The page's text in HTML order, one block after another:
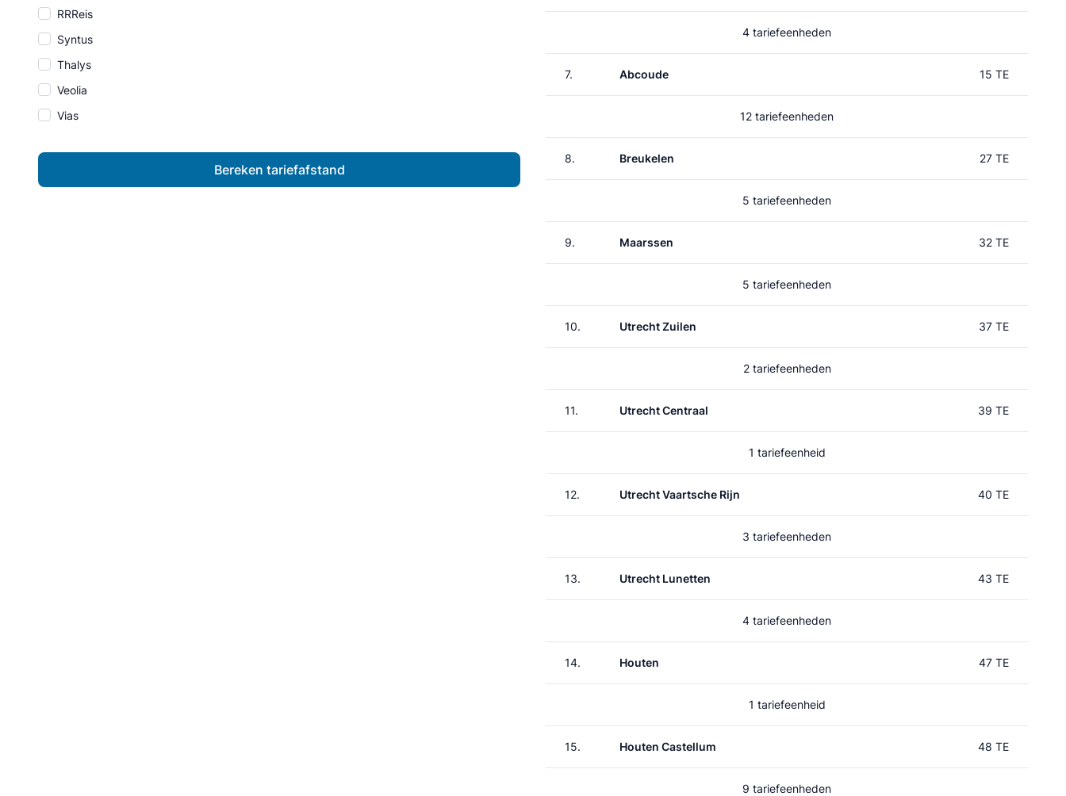
RRReis
Syntus
Thalys
Veolia
Vias
Bereken tariefafstand
4 tariefeenheden
7. Abcoude 15 TE
12 tariefeenheden
8. Breukelen 27 TE
5 tariefeenheden
9. Maarssen 32 TE
5 tariefeenheden
10. Utrecht Zuilen 37 TE
2 tariefeenheden
11. Utrecht Centraal 39 TE
1 tariefeenheid
12. Utrecht Vaartsche Rijn 40 TE
3 tariefeenheden
13. Utrecht Lunetten 43 TE
4 tariefeenheden
14. Houten 47 TE
1 tariefeenheid
15. Houten Castellum 48 TE
9 tariefeenheden